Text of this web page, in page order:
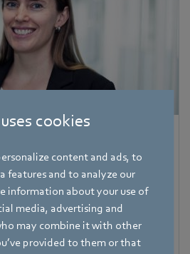
cookies
content and ads, to
features and to analyze our
information about your use of
media, advertising and
may combine it with other
provided to them or that
- Hollenbach,